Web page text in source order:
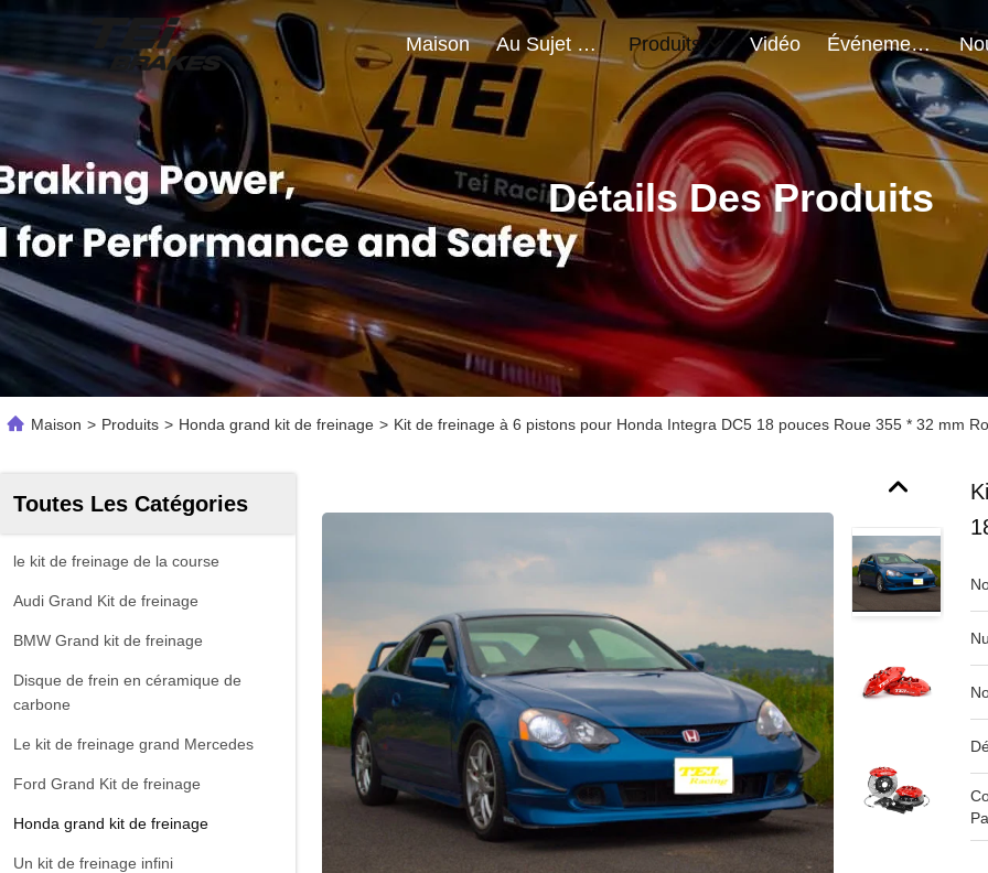
Maison Au Sujet De Nous Produits Vidéo Événements
Détails Des Produits
Maison > Produits > Honda grand kit de freinage > Kit de freinage à 6 pistons pour Honda Integra DC5 18 pouces Roue 355 * 32 mm
Toutes Les Catégories
le kit de freinage de la course
Audi Grand Kit de freinage
BMW Grand kit de freinage
Disque de frein en céramique de
carbone
Le kit de freinage grand Mercedes
Ford Grand Kit de freinage
Honda grand kit de freinage
Un kit de freinage infini